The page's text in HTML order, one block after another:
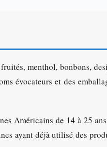
menthol, bonbons,
évocateurs et des
Américains de 14 à 25
ayant déjà utilisé des